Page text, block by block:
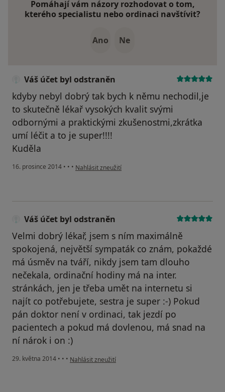
Pomáhají vám názory rozhodovat o tom,
kterého specialistu nebo ordinaci navštívit?
Ano Ne
Váš účet byl odstraněn
kdyby nebyl dobrý tak bych k němu nechodil,je
to skutečně lékař vysokých kvalit svými
odbornými a praktickými zkušenostmi,zkrátka
umí léčit a to je super!!!!
Kuděla
16. prosince 2014 • • • podle názoru uživatele Váš účet byl odstraněn
Nahlásit zneužití
Váš účet byl odstraněn
Velmi dobrý lékař, jsem s ním maximálně
spokojená, největší sympaták co znám, pokaždé
má úsměv na tváří, nikdy jsem tam dlouho
nečekala, ordinační hodiny má na inter.
stránkách, jen je třeba umět na internetu si
najít co potřebujete, sestra je super :-) Pokud
pán doktor není v ordinaci, tak jezdí po
pacientech a pokud má dovlenou, má snad na
ní nárok i on :)
29. května 2014 • • • podle názoru uživatele Váš účet byl odstraněn
Nahlásit zneužití